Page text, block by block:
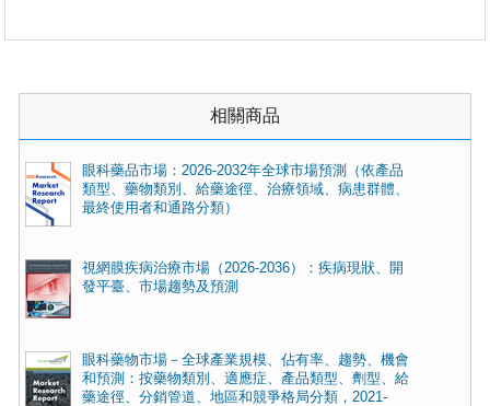
相關商品
眼科藥品市場：2026-2032年全球市場預測（依產品
類型、藥物類別、給藥途徑、治療領域、病患群體、
最終使用者和通路分類）
視網膜疾病治療市場（2026-2036）：疾病現狀、開
發平臺、市場趨勢及預測
眼科藥物市場－全球產業規模、佔有率、趨勢、機會
和預測：按藥物類別、適應症、產品類型、劑型、給
藥途徑、分銷管道、地區和競爭格局分類，2021-